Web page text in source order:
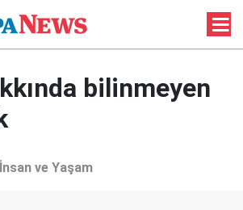
bilinmeyen
İnsan ve Yaşam